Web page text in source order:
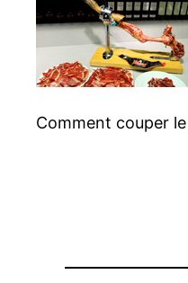
Comment couper